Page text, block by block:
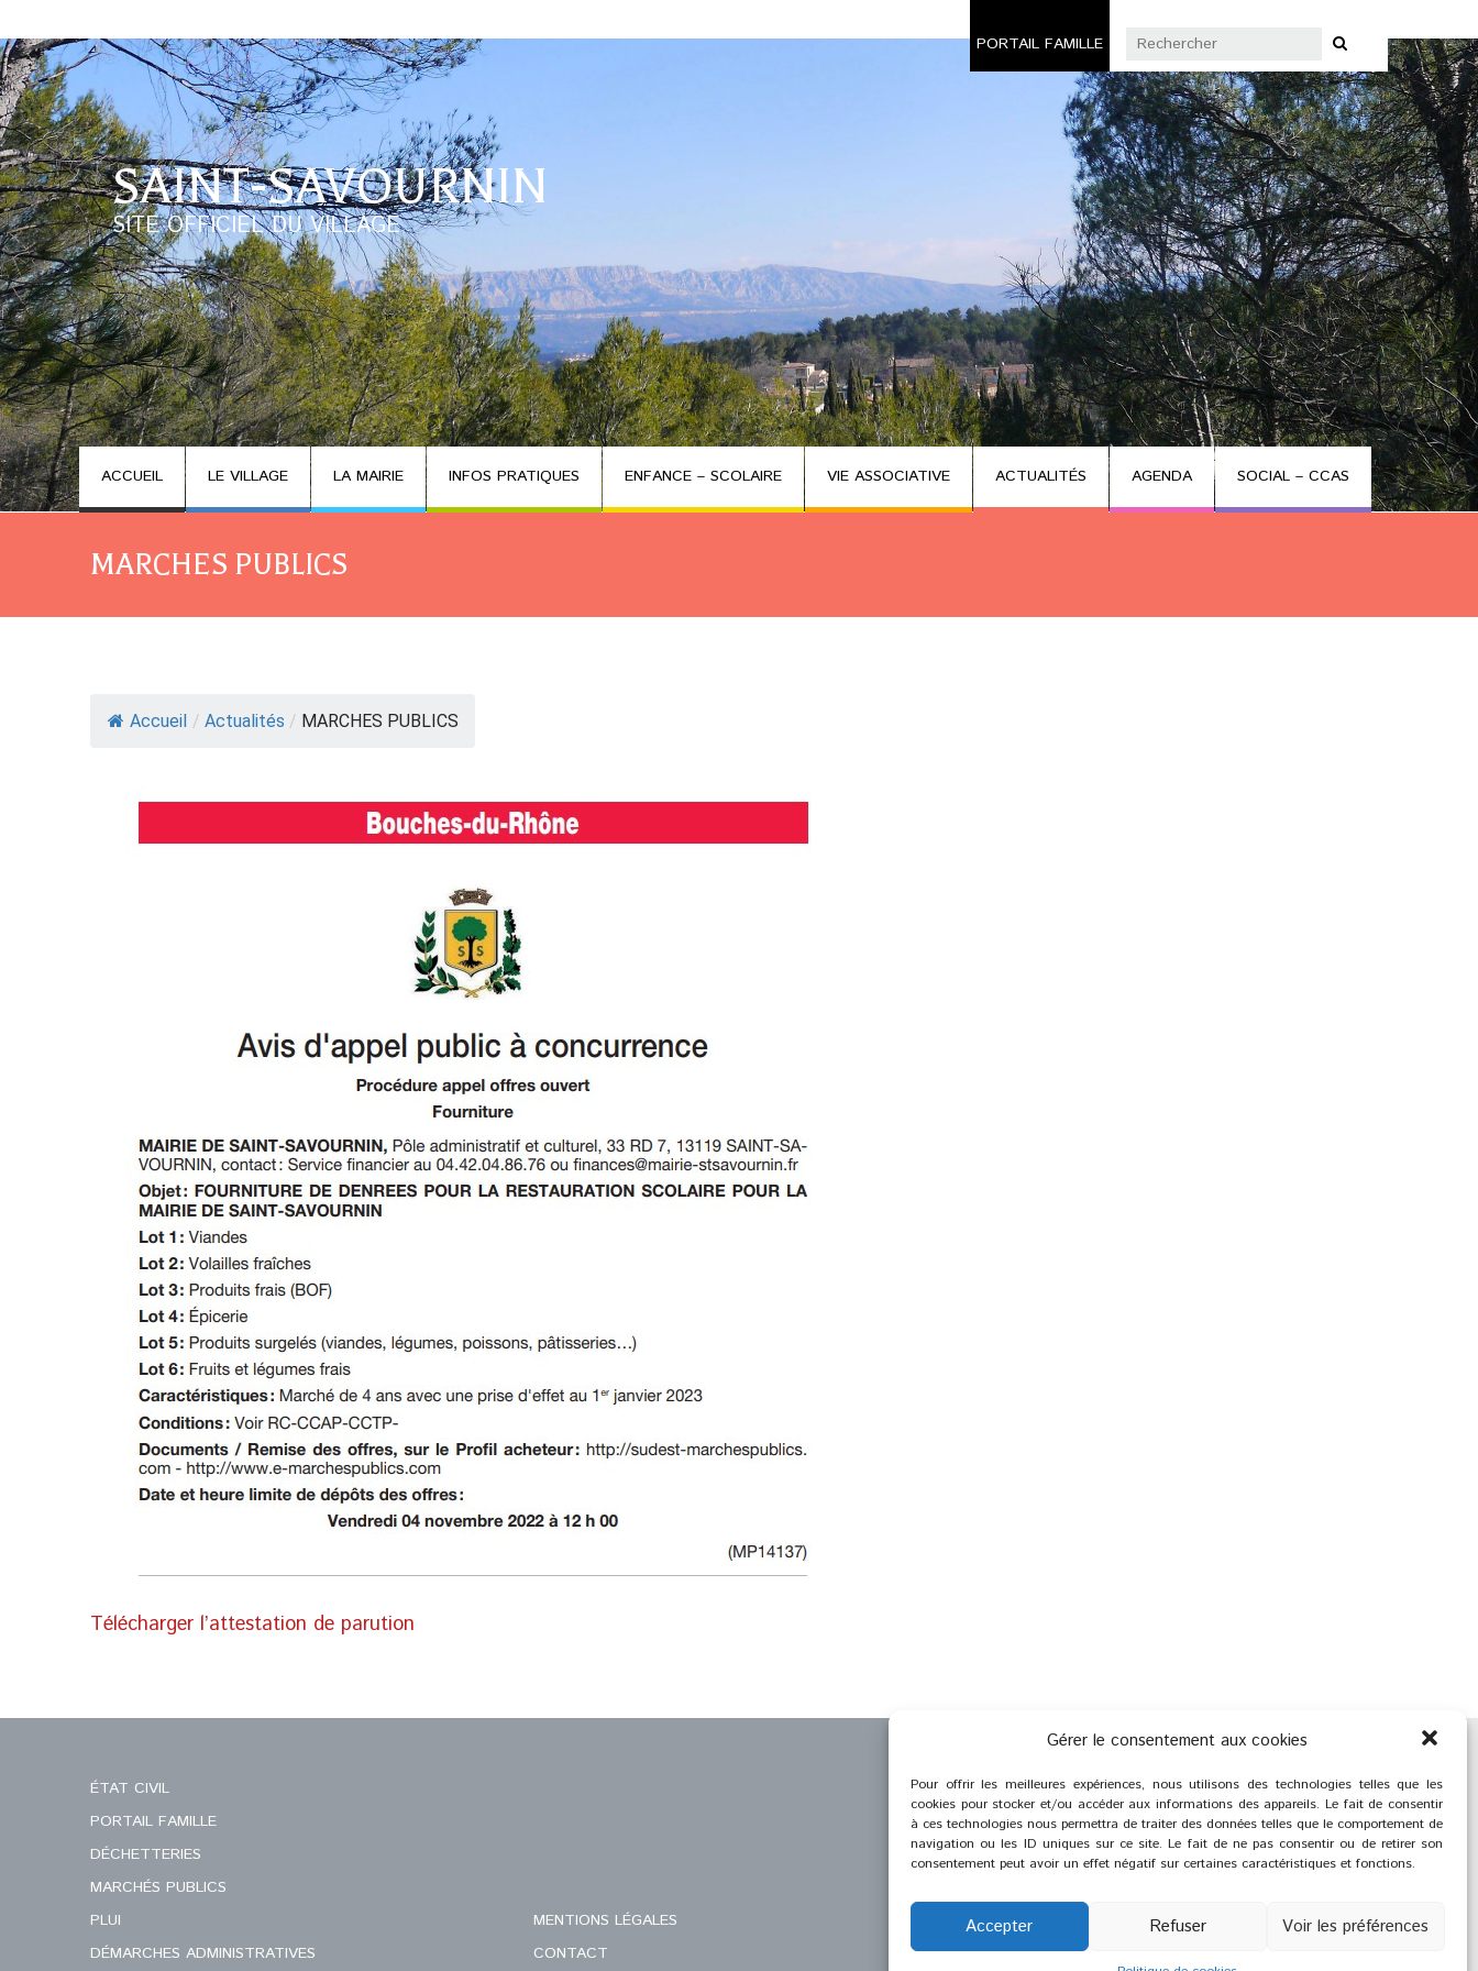
Gérer le consentement aux cookies
Pour offrir les meilleures expériences, nous utilisons des technologies telles que les
cookies pour stocker et/ou accéder aux informations des appareils. Le fait de consentir
à ces technologies nous permettra de traiter des données telles que le comportement de
navigation ou les ID uniques sur ce site. Le fait de ne pas consentir ou de retirer son
consentement peut avoir un effet négatif sur certaines caractéristiques et fonctions.
Accepter Refuser Voir les préférences
PORTAIL FAMILLE
SAINT-SAVOURNIN
SITE OFFICIEL DU VILLAGE
ACCUEIL LE VILLAGE LA MAIRIE INFOS PRATIQUES ENFANCE – SCOLAIRE VIE ASSOCIATIVE ACTUALITÉS AGENDA SOCIAL – CCAS
MARCHES PUBLICS
Accueil / Actualités / MARCHES PUBLICS
Télécharger l’attestation de parution
ÉTAT CIVIL
PORTAIL FAMILLE
DÉCHETTERIES
MARCHÉS PUBLICS
PLUI
DÉMARCHES ADMINISTRATIVES
MENTIONS LÉGALES
CONTACT
2023®Saint-Savournin
Création et réalisation :